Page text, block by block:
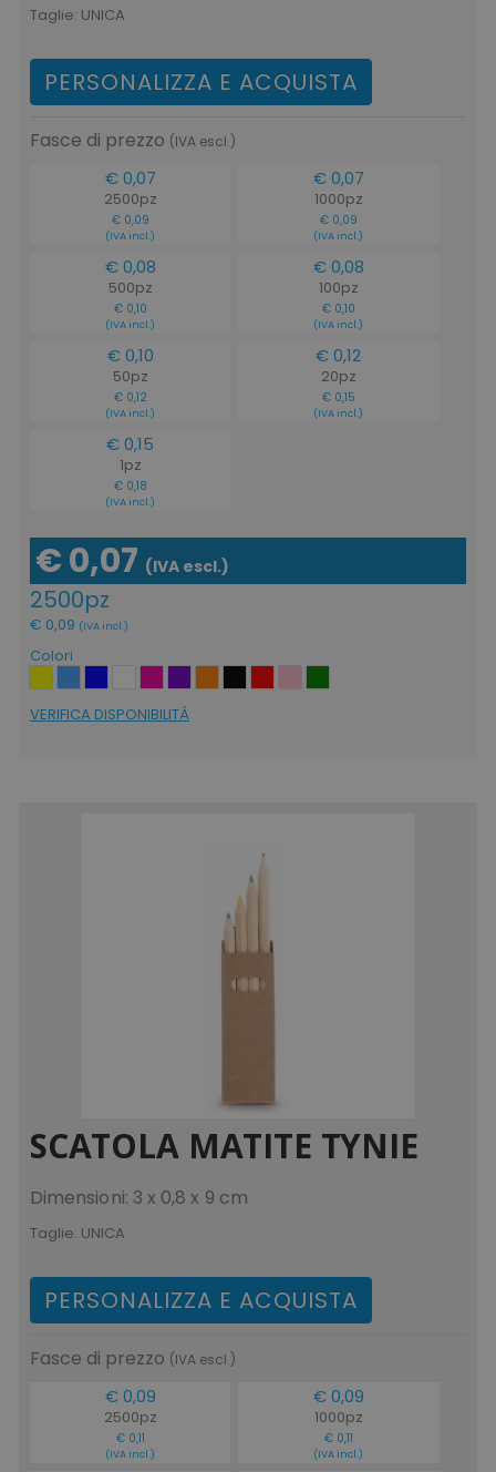
Taglie: UNICA
PERSONALIZZA E ACQUISTA
Fasce di prezzo (IVA escl.)
€ 0,07
2500pz
€ 0,09
(IVA incl.)
€ 0,07
1000pz
€ 0,09
(IVA incl.)
€ 0,08
500pz
€ 0,10
(IVA incl.)
€ 0,08
100pz
€ 0,10
(IVA incl.)
€ 0,10
50pz
€ 0,12
(IVA incl.)
€ 0,12
20pz
€ 0,15
(IVA incl.)
€ 0,15
1pz
€ 0,18
(IVA incl.)
€ 0,07 (IVA escl.)
2500pz
€ 0,09 (IVA incl.)
Colori
VERIFICA DISPONIBILITÁ
SCATOLA MATITE TYNIE
Dimensioni: 3 x 0,8 x 9 cm
Taglie: UNICA
PERSONALIZZA E ACQUISTA
Fasce di prezzo (IVA escl.)
€ 0,09
2500pz
€ 0,11
(IVA incl.)
€ 0,09
1000pz
€ 0,11
(IVA incl.)